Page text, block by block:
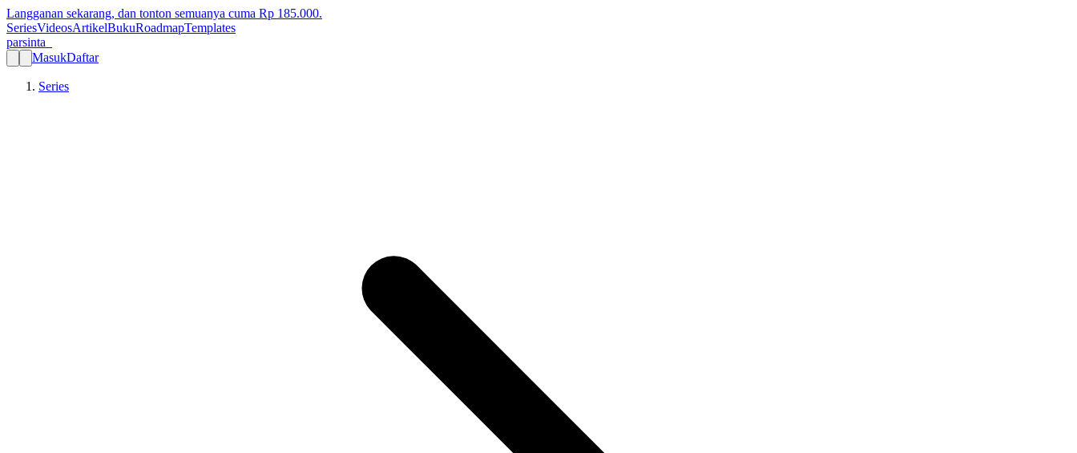
Langganan sekarang, dan tonton semuanya cuma Rp 185.000.
SeriesVideosArtikelBukuRoadmapTemplates
parsinta_
MasukDaftar
Series